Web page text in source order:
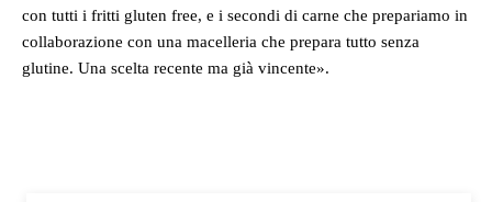
con tutti i fritti gluten free, e i secondi di carne che prepariamo in
collaborazione con una macelleria che prepara tutto senza
glutine. Una scelta recente ma già vincente».